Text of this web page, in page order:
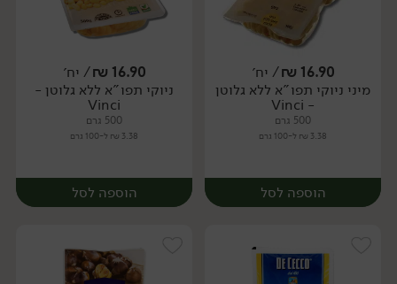
יח׳ יח׳
16.90
₪/ יח׳
מיני ניוקי תפו"א ללא גלוטן
- Vinci
500 גרם
3.38 ₪ ל-100 גרם
הוספה לסל
16.90
₪/ יח׳
ניוקי תפו"א ללא גלוטן -
Vinci
500 גרם
3.38 ₪ ל-100 גרם
הוספה לסל